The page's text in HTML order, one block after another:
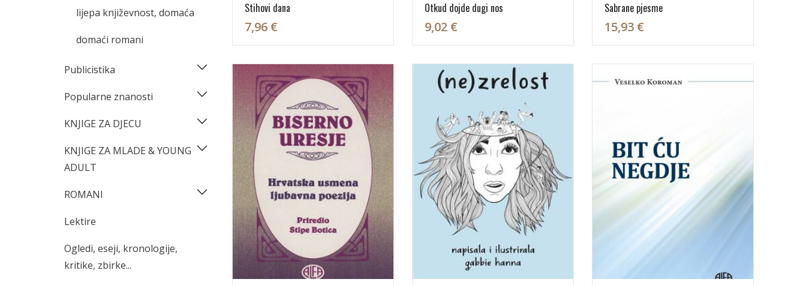
Stihovi dana
7,96 €
Otkud dojde dugi nos
9,02 €
Sabrane pjesme
15,93 €
lijepa književnost, domaća
domaći romani
Publicistika
Popularne znanosti
KNJIGE ZA DJECU
KNJIGE ZA MLADE & YOUNG
ADULT
ROMANI
Lektire
Ogledi, eseji, kronologije,
kritike, zbirke...